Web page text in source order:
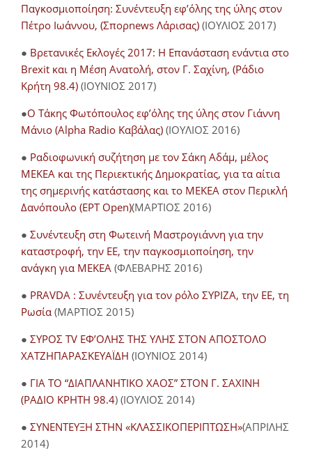
Παγκοσμιοποίηση: Συνέντευξη εφ’όλης της ύλης στον
Πέτρο Ιωάννου, (Σπορnews Λάρισας) (ΙΟΥΛΙΟΣ 2017)
● Βρετανικές Εκλογές 2017: Η Επανάσταση ενάντια στο
Brexit και η Μέση Ανατολή, στον Γ. Σαχίνη, (Ράδιο
Κρήτη 98.4) (ΙΟΥΝΙΟΣ 2017)
●O Τάκης Φωτόπουλος εφ’όλης της ύλης στον Γιάννη
Μάνιο (Alpha Radio Καβάλας) (ΙΟΥΛΙΟΣ 2016)
● Ραδιοφωνική συζήτηση με τον Σάκη Αδάμ, μέλος
ΜΕΚΕΑ και της Περιεκτικής Δημοκρατίας, για τα αίτια
της σημερινής κατάστασης και το ΜΕΚΕΑ στον Περικλή
Δανόπουλο (ΕΡΤ Open)(ΜΑΡΤΙΟΣ 2016)
● Συνέντευξη στη Φωτεινή Μαστρογιάννη για την
καταστροφή, την ΕΕ, την παγκοσμιοποίηση, την
ανάγκη για ΜΕΚΕΑ (ΦΛΕΒΑΡΗΣ 2016)
● PRAVDA : Συνέντευξη για τον ρόλο ΣΥΡΙΖΑ, την ΕΕ, τη
Ρωσία (ΜΑΡΤΙΟΣ 2015)
● ΣΥΡΟΣ TV ΕΦ’ΟΛΗΣ ΤΗΣ ΥΛΗΣ ΣΤΟΝ ΑΠΟΣΤΟΛΟ
ΧΑΤΖΗΠΑΡΑΣΚΕΥΑΪΔΗ (ΙΟΥΝΙΟΣ 2014)
● ΓΙΑ ΤΟ “ΔΙΑΠΛΑΝΗΤΙΚΟ ΧΑΟΣ” ΣΤΟΝ Γ. ΣΑΧΙΝΗ
(ΡΑΔΙΟ ΚΡΗΤΗ 98.4) (ΙΟΥΛΙΟΣ 2014)
● ΣΥΝΕΝΤΕΥΞΗ ΣΤΗΝ «ΚΛΑΣΣΙΚΟΠΕΡΙΠΤΩΣΗ»(ΑΠΡΙΛΗΣ
2014)